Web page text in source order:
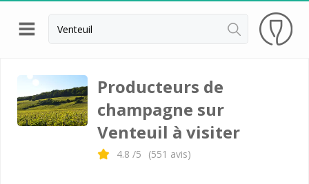
Retour
Visite cave Epernay
Visite cave & dégustation champagne Reims
Visite cave & dégustation champagne Troyes
Champagne Ayala
Producteurs de
champagne sur
Venteuil à visiter
4.8 /5 (551 avis)